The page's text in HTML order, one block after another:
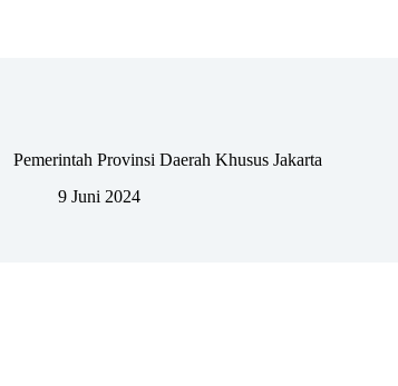
Pemerintah Provinsi Daerah Khusus Jakarta
9 Juni 2024